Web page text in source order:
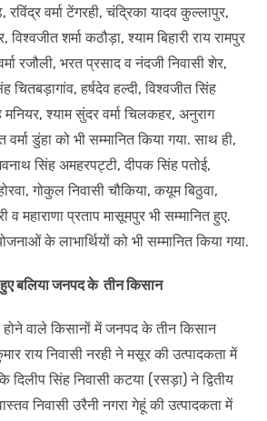
रविंद्र वर्मा टेंगरही, चंद्रिका यादव कुल्लापुर,
शर्मा कठौड़ा, श्याम बिहारी राय रामपुर
रजौली, भरत प्रसाद व नंदजी निवासी शेर,
चितबड़ागांव, हर्षदेव हल्दी, विश्वजीत सिंह
श्याम सुंदर वर्मा चिलकहर, अनुराग
वर्मा डुंहा को भी सम्मानित किया गया. साथ ही,
सिंह अमहरपट्टी, दीपक सिंह पतोई,
गोकुल निवासी चौकिया, कयूम बिठुवा,
महाराणा प्रताप मासूमपुर भी सम्मानित हुए.
के लाभार्थियों को भी सम्मानित किया गया.
बलिया जनपद के तीन किसान
होने वाले किसानों में जनपद के तीन किसान
राय निवासी नरही ने मसूर की उत्पादकता में
सिंह निवासी कटया (रसड़ा) ने द्वितीय
निवासी उरैनी नगरा गेहूं की उत्पादकता में